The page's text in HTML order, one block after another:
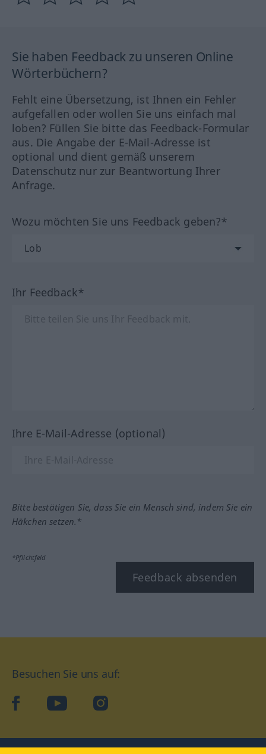
Sie haben Feedback zu unseren Online
Wörterbüchern?
Fehlt eine Übersetzung, ist Ihnen ein Fehler
aufgefallen oder wollen Sie uns einfach mal
loben? Füllen Sie bitte das Feedback-Formular
aus. Die Angabe der E-Mail-Adresse ist
optional und dient gemäß unserem
Datenschutz nur zur Beantwortung Ihrer
Anfrage.
Wozu möchten Sie uns Feedback geben?*
Ihr Feedback*
Ihre E-Mail-Adresse (optional)
Bitte bestätigen Sie, dass Sie ein Mensch sind, indem Sie ein
Häkchen setzen.*
*Pflichtfeld
Feedback absenden
Besuchen Sie uns auf:
facebookYouTube Instagram